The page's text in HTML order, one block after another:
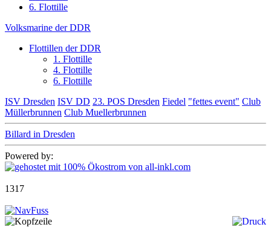
6. Flottille
Volksmarine der DDR
Flottillen der DDR
1. Flottille
4. Flottille
6. Flottille
ISV Dresden ISV DD 23. POS Dresden Fiedel "fettes event" Club
Müllerbrunnen Club Muellerbrunnen
Billard in Dresden
Powered by:
1317